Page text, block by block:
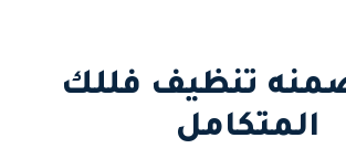
تنظيف فللك
المتكامل